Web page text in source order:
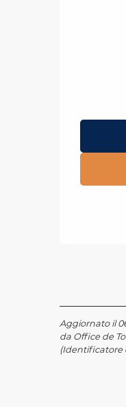
Aggiornato il
da Office de
(Identificatore